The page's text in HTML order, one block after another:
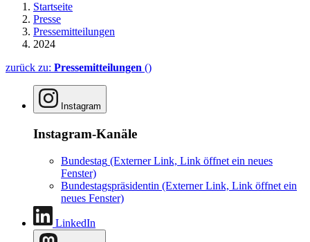
Startseite
Presse
Pressemitteilungen
2024
zurück zu: Pressemitteilungen ()
Instagram
Instagram-Kanäle
Bundestag (Externer Link, Link öffnet ein neues
Fenster)
Bundestagspräsidentin (Externer Link, Link öffnet ein
neues Fenster)
LinkedIn